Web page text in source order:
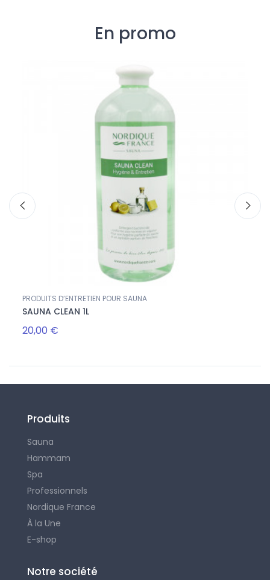
En promo
PRODUITS D’ENTRETIEN POUR SAUNA
SAUNA CLEAN 1L
20,00 €
Produits
Sauna
Hammam
Spa
Professionnels
Nordique France
À la Une
E-shop
Notre société